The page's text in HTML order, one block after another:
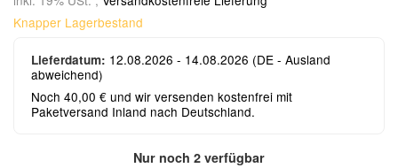
Knapper Lagerbestand
Lieferdatum: 12.08.2026 - 14.08.2026 (DE - Ausland
abweichend)
Noch 40,00 € und wir versenden kostenfrei mit
Paketversand Inland nach Deutschland.
Nur noch 2 verfügbar